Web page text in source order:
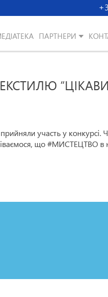
ПАРТНЕРИ
участь у конкурсі.
що #МИСТЕЦТВО